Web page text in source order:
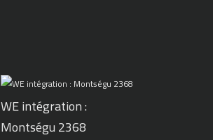
WE intégration :
Montségu 2368